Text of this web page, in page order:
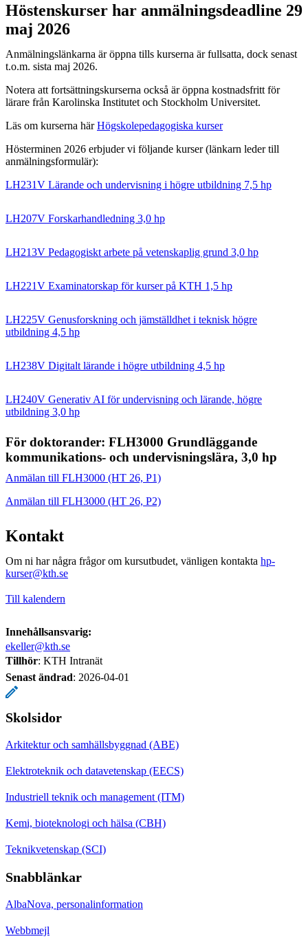
Höstenskurser har anmälningsdeadline 29
maj 2026
Anmälningslänkarna är öppna tills kurserna är fullsatta, dock senast
t.o.m. sista maj 2026.
Notera att fortsättningskurserna också är öppna kostnadsfritt för
lärare från Karolinska Institutet och Stockholm Universitet.
Läs om kurserna härHögskolepedagogiska kurser
Hösterminen 2026 erbjuder vi följande kurser (länkarn leder till
anmälningsformulär):
LH231V Lärande och undervisning i högre utbildning 7,5 hp
LH207V Forskarhandledning 3,0 hp
LH213V Pedagogiskt arbete på vetenskaplig grund 3,0 hp
LH221V Examinatorskap för kurser på KTH 1,5 hp
LH225V Genusforskning och jämställdhet i teknisk högre
utbildning 4,5 hp
LH238V Digitalt lärande i högre utbildning 4,5 hp
LH240V Generativ AI för undervisning och lärande, högre
utbildning 3,0 hp
För doktorander: FLH3000 Grundläggande
kommunikations- och undervisningslära, 3,0 hp
Anmälan till FLH3000 (HT 26, P1)
Anmälan till FLH3000 (HT 26, P2)
Kontakt
Om ni har några frågor om kursutbudet, vänligen kontakta hp-
kurser@kth.se
Till kalendern
Innehållsansvarig:
ekeller@kth.se
Tillhör: KTH Intranät
Senast ändrad: 2026-04-01
Skolsidor
Arkitektur och samhällsbyggnad (ABE)
Elektroteknik och datavetenskap (EECS)
Industriell teknik och management (ITM)
Kemi, bioteknologi och hälsa (CBH)
Teknikvetenskap (SCI)
Snabblänkar
AlbaNova, personalinformation
Webbmejl